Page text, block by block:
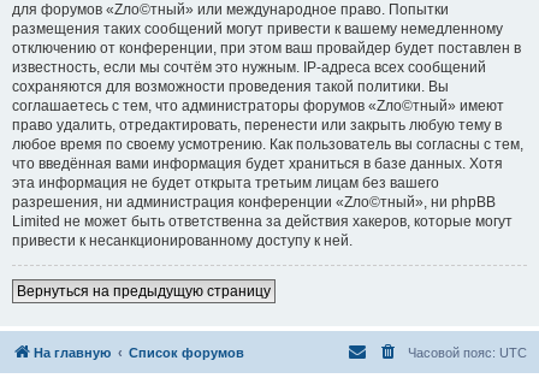
для форумов «Zло©тный» или международное право. Попытки
размещения таких сообщений могут привести к вашему немедленному
отключению от конференции, при этом ваш провайдер будет поставлен в
известность, если мы сочтём это нужным. IP-адреса всех сообщений
сохраняются для возможности проведения такой политики. Вы
соглашаетесь с тем, что администраторы форумов «Zло©тный» имеют
право удалить, отредактировать, перенести или закрыть любую тему в
любое время по своему усмотрению. Как пользователь вы согласны с тем,
что введённая вами информация будет храниться в базе данных. Хотя
эта информация не будет открыта третьим лицам без вашего
разрешения, ни администрация конференции «Zло©тный», ни phpBB
Limited не может быть ответственна за действия хакеров, которые могут
привести к несанкционированному доступу к ней.
Вернуться на предыдущую страницу
На главную Список форумов Часовой пояс: UTC